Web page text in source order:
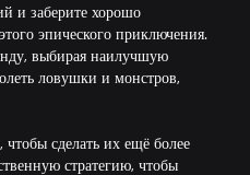
и заберите хорошо
эпического приключения.
выбирая наилучшую
ловушки и монстров,
сделать их ещё более
стратегию, чтобы